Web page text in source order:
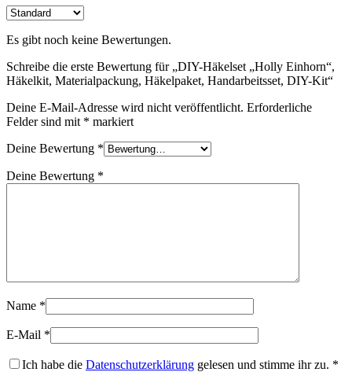
Es gibt noch keine Bewertungen.
Schreibe die erste Bewertung für „DIY-Häkelset „Holly Einhorn“,
Häkelkit, Materialpackung, Häkelpaket, Handarbeitsset, DIY-Kit“
Deine E-Mail-Adresse wird nicht veröffentlicht. Erforderliche
Felder sind mit * markiert
Deine Bewertung *
Deine Bewertung *
Name *
E-Mail *
Ich habe die Datenschutzerklärung gelesen und stimme ihr zu. *